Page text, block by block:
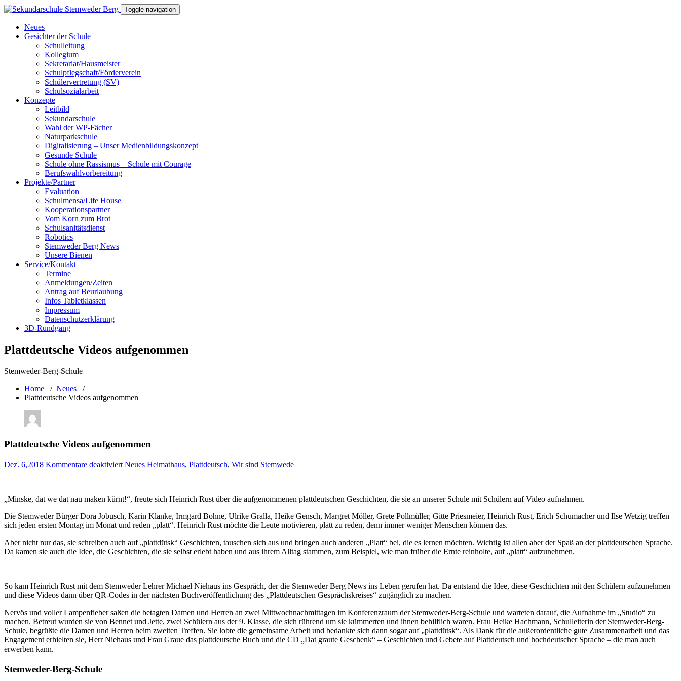
Toggle navigation
Neues
Gesichter der Schule
Schulleitung
Kollegium
Sekretariat/Hausmeister
Schulpflegschaft/Förderverein
Schülervertretung (SV)
Schulsozialarbeit
Konzepte
Leitbild
Sekundarschule
Wahl der WP-Fächer
Naturparkschule
Digitalisierung – Unser Medienbildungskonzept
Gesunde Schule
Schule ohne Rassismus – Schule mit Courage
Berufswahlvorbereitung
Projekte/Partner
Evaluation
Schulmensa/Life House
Kooperationspartner
Vom Korn zum Brot
Schulsanitätsdienst
Robotics
Stemweder Berg News
Unsere Bienen
Service/Kontakt
Termine
Anmeldungen/Zeiten
Antrag auf Beurlaubung
Infos Tabletklassen
Impressum
Datenschutzerklärung
3D-Rundgang
Plattdeutsche Videos aufgenommen
Stemweder-Berg-Schule
Home / Neues /
Plattdeutsche Videos aufgenommen
Plattdeutsche Videos aufgenommen
Dez. 6,2018 Kommentare deaktiviertfür
Neues Heimathaus, Plattdeutsch, Wir sind Stemwede
„Minske, dat we dat nau maken kürnt!“, freute sich Heinrich Rust über die aufgenommenen plattdeutschen Geschichten, die sie an unserer Schule mit Schülern auf Video aufnahmen.
Die Stemweder Bürger Dora Jobusch, Karin Klanke, Irmgard Bohne, Ulrike Gralla, Heike Gensch, Margret Möller, Grete Pollmüller, Gitte Priesmeier, Heinrich Rust, Erich Schumacher und Ilse Wetzig treffen
sich jeden ersten Montag im Monat und reden „platt“. Heinrich Rust möchte die Leute motivieren, platt zu reden, denn immer weniger Menschen können das.
Aber nicht nur das, sie schreiben auch auf „plattdütsk“ Geschichten, tauschen sich aus und bringen auch anderen „Platt“ bei, die es lernen möchten. Wichtig ist allen aber der Spaß an der plattdeutschen Sprache.
Da kamen sie auch die Idee, die Geschichten, die sie selbst erlebt haben und aus ihrem Alltag stammen, zum Beispiel, wie man früher die Ernte reinholte, auf „platt“ aufzunehmen.
So kam Heinrich Rust mit dem Stemweder Lehrer Michael Niehaus ins Gespräch, der die Stemweder Berg News ins Leben gerufen hat. Da entstand die Idee, diese Geschichten mit den Schülern aufzunehmen
und diese Videos dann über QR-Codes in der nächsten Buchveröffentlichung des „Plattdeutschen Gesprächskreises“ zugänglich zu machen.
Nervös und voller Lampenfieber saßen die betagten Damen und Herren an zwei Mittwochnachmittagen im Konferenzraum der Stemweder-Berg-Schule und warteten darauf, die Aufnahme im „Studio“ zu
machen. Betreut wurden sie von Bennet und Jette, zwei Schülern aus der 9. Klasse, die sich rührend um sie kümmerten und ihnen behilflich waren. Frau Heike Hachmann, Schulleiterin der Stemweder-Berg-
Schule, begrüßte die Damen und Herren beim zweiten Treffen. Sie lobte die gemeinsame Arbeit und bedankte sich dann sogar auf „plattdütsk“. Als Dank für die außerordentliche gute Zusammenarbeit und das
Engagement erhielten sie, Herr Niehaus und Frau Graue das plattdeutsche Buch und die CD „Dat graute Geschenk“ – Geschichten und Gebete auf Plattdeutsch und hochdeutscher Sprache – die man auch
erwerben kann.
Stemweder-Berg-Schule